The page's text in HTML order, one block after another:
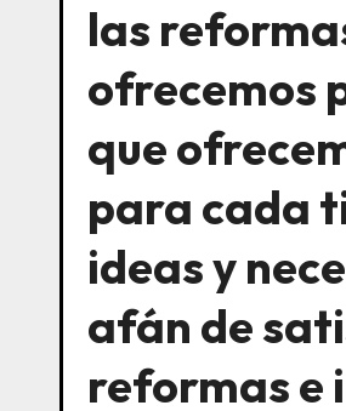
las
ofrecemos
que
para cada
ideas y
afán de
reformas e